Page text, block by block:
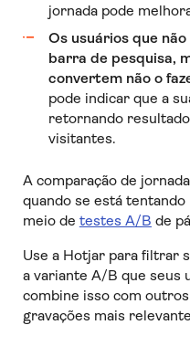
jornada pode
Os usuários que
barra de pesquisa,
convertem não o
pode indicar que a
retornando
visitantes.
A comparação de
quando se está
meio de testes A/B de
Use a Hotjar para filtrar
a variante A/B que seus
combine isso com
gravações mais